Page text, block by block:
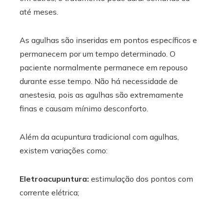
até meses.
As agulhas são inseridas em pontos específicos e
permanecem por um tempo determinado. O
paciente normalmente permanece em repouso
durante esse tempo. Não há necessidade de
anestesia, pois as agulhas são extremamente
finas e causam mínimo desconforto.
Além da acupuntura tradicional com agulhas,
existem variações como:
Eletroacupuntura: estimulação dos pontos com
corrente elétrica;